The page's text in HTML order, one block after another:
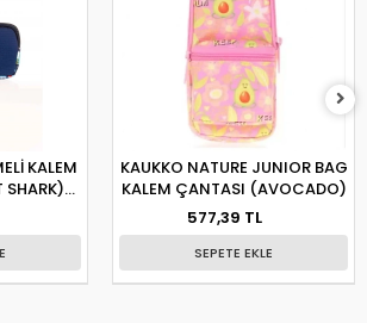
KALEM
SHARK)
KAUKKO NATURE JUNIOR BAG
KALEM ÇANTASI (AVOCADO)
577,39 TL
SEPETE EKLE